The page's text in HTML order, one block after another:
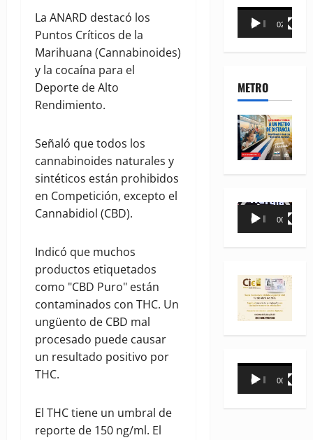
La ANARD destacó los
Puntos Críticos de la
Marihuana (Cannabinoides)
y la cocaína para el
Deporte de Alto
Rendimiento.
Señaló que todos los
cannabinoides naturales y
sintéticos están prohibidos
en Competición, excepto el
Cannabidiol (CBD).
Indicó que muchos
productos etiquetados
como "CBD Puro" están
contaminados con THC. Un
ungüento de CBD mal
procesado puede causar
un resultado positivo por
THC.
El THC tiene un umbral de
reporte de 150 ng/ml. El
Reproductor
00:00 02:18
METRO
Reproductor
00:00 00:35
Reproductor
00:00 00:31